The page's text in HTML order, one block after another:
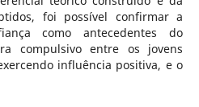
foi possível confirmar a
como antecedentes do
compulsivo entre os jovens
influência positiva, e o